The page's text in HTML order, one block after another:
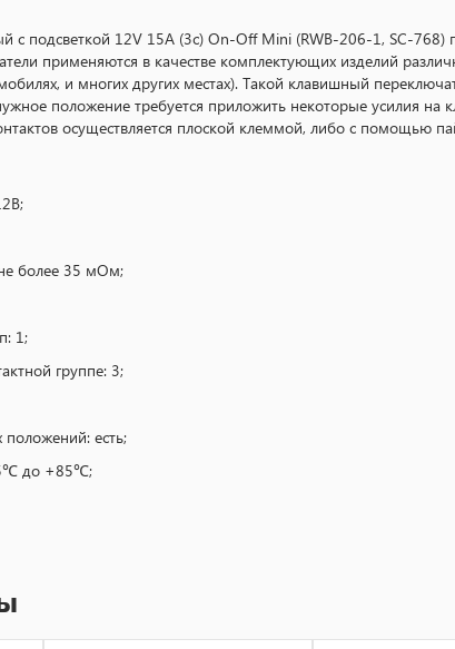
с подсветкой 12V 15A (3c) On-Off Mini (RWB-206-1, SC-
применяются в качестве комплектующих изделий
и многих других местах). Такой клавишный
положение требуется приложить некоторые усилия
осуществляется плоской клеммой, либо с помощью
более 35 мОм;
1;
группе: 3;
есть;
до +85℃;